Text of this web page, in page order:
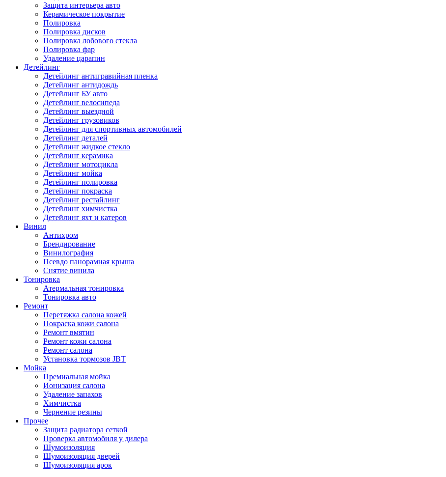
Защита интерьера авто
Керамическое покрытие
Полировка
Полировка дисков
Полировка лобового стекла
Полировка фар
Удаление царапин
Детейлинг
Детейлинг антигравийная пленка
Детейлинг антидождь
Детейлинг БУ авто
Детейлинг велосипеда
Детейлинг выездной
Детейлинг грузовиков
Детейлинг для спортивных автомобилей
Детейлинг деталей
Детейлинг жидкое стекло
Детейлинг керамика
Детейлинг мотоцикла
Детейлинг мойка
Детейлинг полировка
Детейлинг покраска
Детейлинг рестайлинг
Детейлинг химчистка
Детейлинг яхт и катеров
Винил
Антихром
Брендирование
Винилография
Псевдо панорамная крыша
Снятие винила
Тонировка
Атермальная тонировка
Тонировка авто
Ремонт
Перетяжка салона кожей
Покраска кожи салона
Ремонт вмятин
Ремонт кожи салона
Ремонт салона
Установка тормозов JBT
Мойка
Премиальная мойка
Ионизация салона
Удаление запахов
Химчистка
Чернение резины
Прочее
Защита радиатора сеткой
Проверка автомобиля у дилера
Шумоизоляция
Шумоизоляция дверей
Шумоизоляция арок